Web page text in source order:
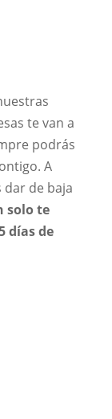
te van a
podrás
A
de baja
solo te
días de